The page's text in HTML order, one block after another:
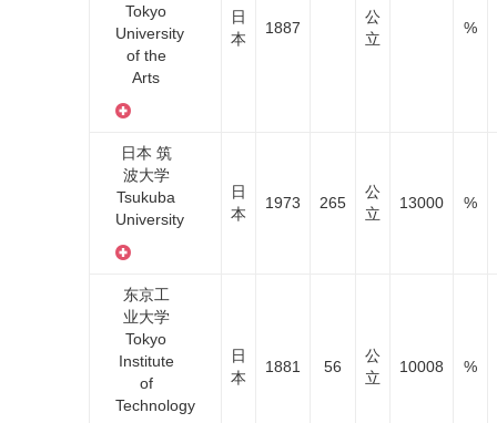
Tokyo
University
of the
Arts
日
本
1887
公
立
%
日本 筑
波大学
Tsukuba
University
日
本
1973 265
公
立
13000 %
东京工
业大学
Tokyo
Institute
of
Technology
日
本
1881 56
公
立
10008 %